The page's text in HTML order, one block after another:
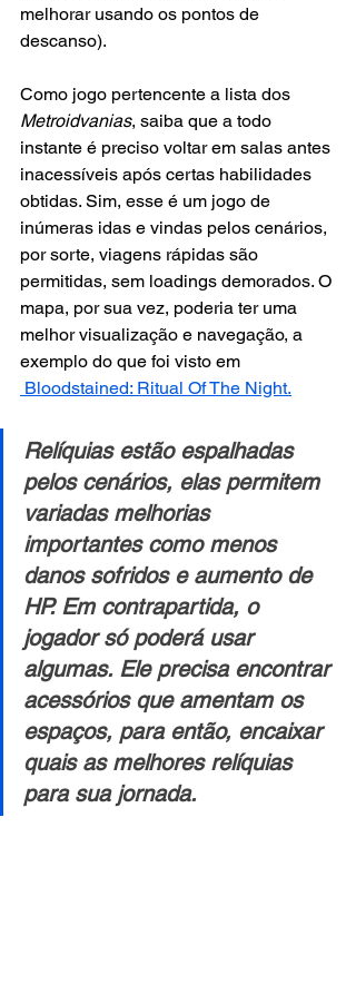
melhorar usando os pontos de
descanso).
Como jogo pertencente a lista dos
Metroidvanias, saiba que a todo
instante é preciso voltar em salas antes
inacessíveis após certas habilidades
obtidas. Sim, esse é um jogo de
inúmeras idas e vindas pelos cenários,
por sorte, viagens rápidas são
permitidas, sem loadings demorados. O
mapa, por sua vez, poderia ter uma
melhor visualização e navegação, a
exemplo do que foi visto em
Bloodstained: Ritual Of The Night.
Relíquias estão espalhadas
pelos cenários, elas permitem
variadas melhorias
importantes como menos
danos sofridos e aumento de
HP. Em contrapartida, o
jogador só poderá usar
algumas. Ele precisa encontrar
acessórios que amentam os
espaços, para então, encaixar
quais as melhores relíquias
para sua jornada.